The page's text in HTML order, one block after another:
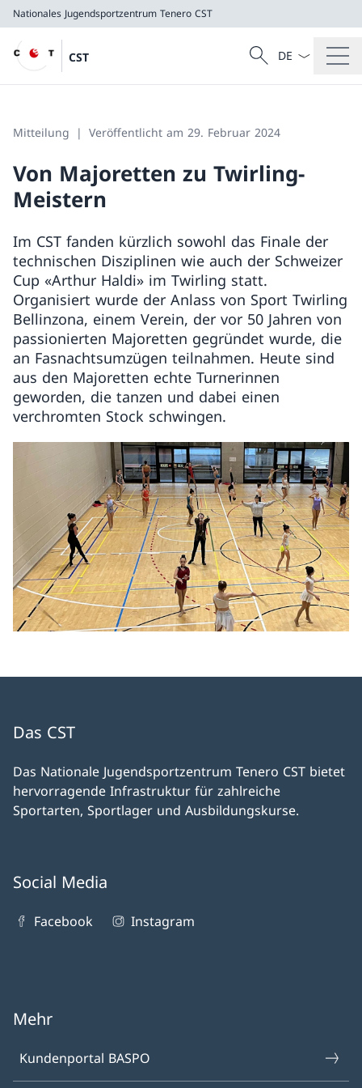
Nationales Jugendsportzentrum Tenero CST
CST
CST
Suche
Suche
Sprach
Mitteilung Veröffentlicht am 29. Februar 2024
Von Majoretten zu Twirling-
Meistern
Im CST fanden kürzlich sowohl das Finale der
technischen Disziplinen wie auch der Schweizer
Cup «Arthur Haldi» im Twirling statt.
Organisiert wurde der Anlass von Sport Twirling
Bellinzona, einem Verein, der vor 50 Jahren von
passionierten Majoretten gegründet wurde, die
an Fasnachtsumzügen teilnahmen. Heute sind
aus den Majoretten echte Turnerinnen
geworden, die tanzen und dabei einen
verchromten Stock schwingen.
Das CST
Das Nationale Jugendsportzentrum Tenero CST bietet
hervorragende Infrastruktur für zahlreiche
Sportarten, Sportlager und Ausbildungskurse.
Social Media
Facebook Instagram
Mehr
Kundenportal BASPO